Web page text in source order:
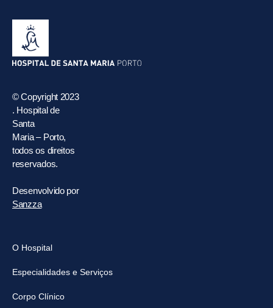
© Copyright 2023
. Hospital de
Santa
Maria – Porto,
todos os direitos
reservados.
Desenvolvido por
Sanzza
O Hospital
Especialidades e Serviços
Corpo Clínico